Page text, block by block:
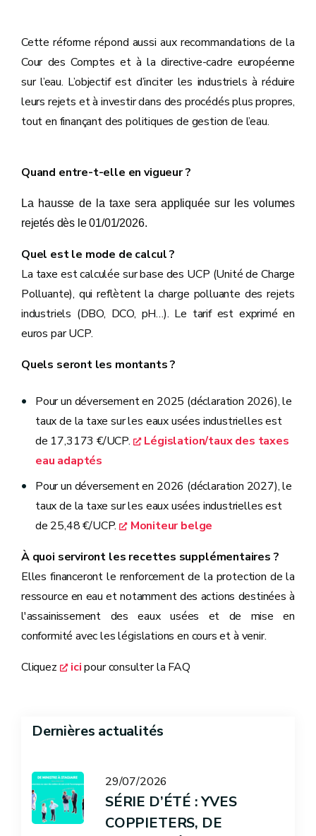
Cette réforme répond aussi aux recommandations de la
Cour des Comptes et à la directive-cadre européenne
sur l’eau. L’objectif est d’inciter les industriels à réduire
leurs rejets et à investir dans des procédés plus propres,
tout en finançant des politiques de gestion de l’eau.
Quand entre-t-elle en vigueur ?
La hausse de la taxe sera appliquée sur les volumes
rejetés dès le 01/01/2026.
Quel est le mode de calcul ?
La taxe est calculée sur base des UCP (Unité de Charge
Polluante), qui reflètent la charge polluante des rejets
industriels (DBO, DCO, pH…). Le tarif est exprimé en
euros par UCP.
Quels seront les montants ?
Pour un déversement en 2025 (déclaration 2026), le
taux de la taxe sur les eaux usées industrielles est
de 17,3173 €/UCP.
Législation/taux des taxes
eau adaptés
Pour un déversement en 2026 (déclaration 2027), le
taux de la taxe sur les eaux usées industrielles est
de 25,48 €/UCP.
Moniteur belge
À quoi serviront les recettes supplémentaires ?
Elles financeront le renforcement de la protection de la
ressource en eau et notamment des actions destinées à
l'assainissement des eaux usées et de mise en
conformité avec les législations en cours et à venir.
Cliquez
icipour consulter la FAQ
Dernières actualités
29/07/2026
SÉRIE D’ÉTÉ : YVES
COPPIETERS, DE